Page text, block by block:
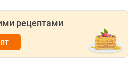
рецептами